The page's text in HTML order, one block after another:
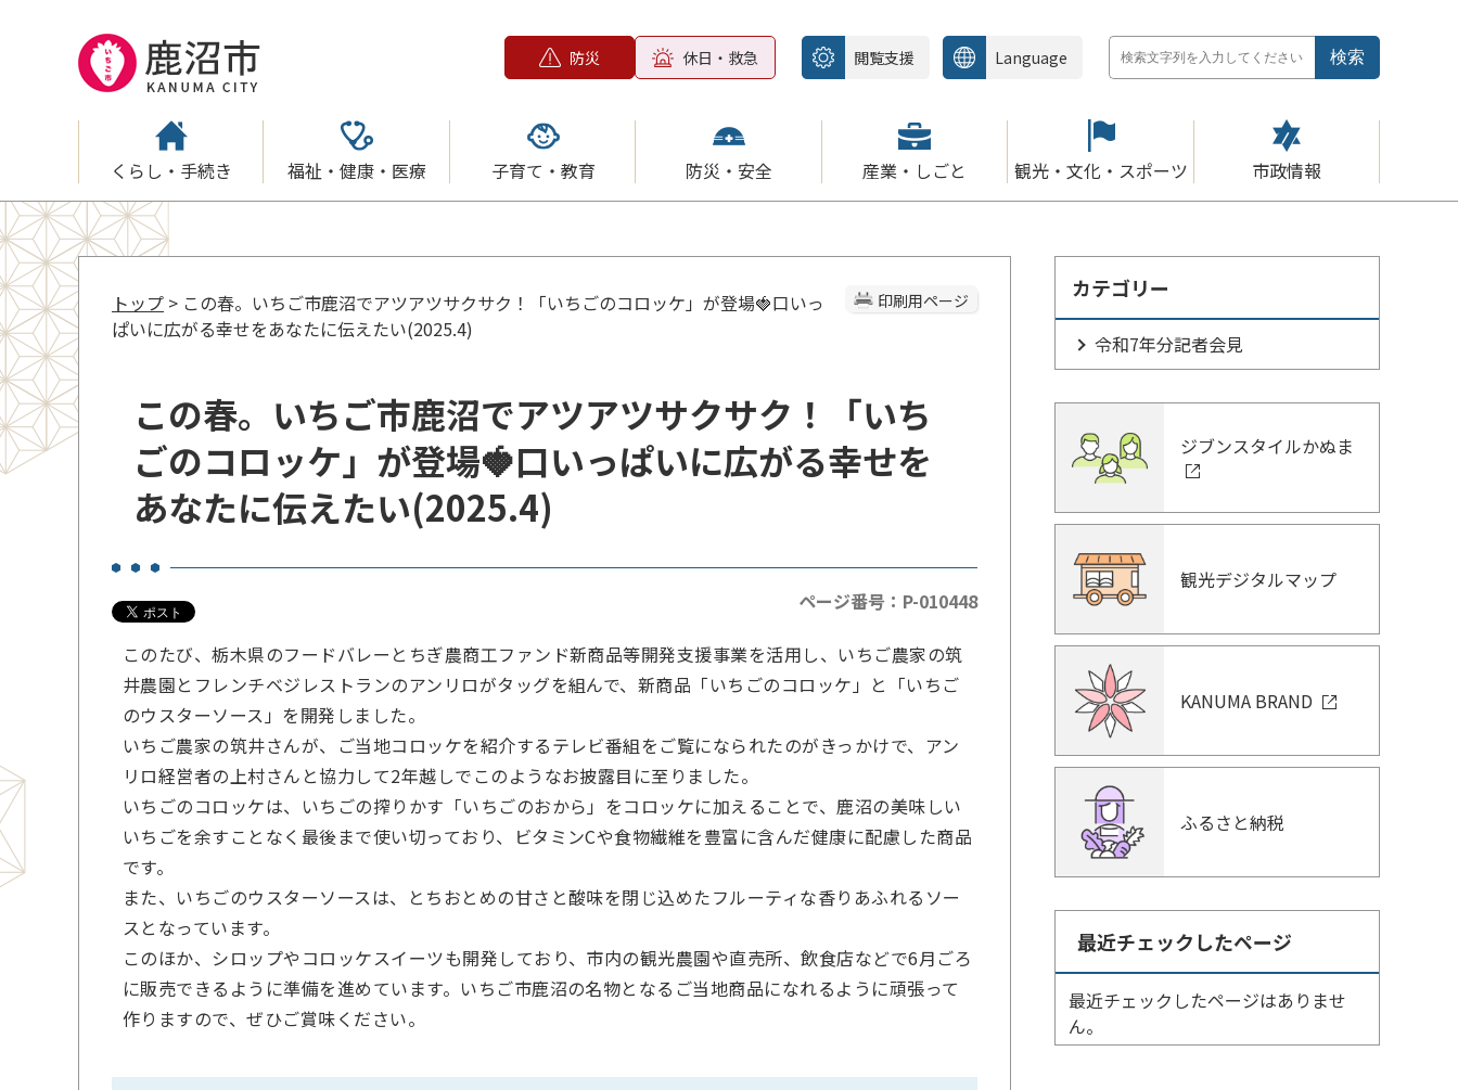
防災 休日・救急 閲覧支援 Language
くらし・手続き 福祉・健康・医療 子育て・教育 防災・安全 産業・しごと 観光・文化・スポーツ 市政情報
印刷用ページ
トップ > この春。いちご市鹿沼でアツアツサクサク！「いちごのコロッケ」が登場🍓口いっ
ぱいに広がる幸せをあなたに伝えたい(2025.4)
この春。いちご市鹿沼でアツアツサクサク！「いち
ごのコロッケ」が登場🍓口いっぱいに広がる幸せを
あなたに伝えたい(2025.4)
ページ番号：P-010448
このたび、栃木県のフードバレーとちぎ農商工ファンド新商品等開発支援事業を活用し、いちご農家の筑
井農園とフレンチベジレストランのアンリロがタッグを組んで、新商品「いちごのコロッケ」と「いちご
のウスターソース」を開発しました。
いちご農家の筑井さんが、ご当地コロッケを紹介するテレビ番組をご覧になられたのがきっかけで、アン
リロ経営者の上村さんと協力して2年越しでこのようなお披露目に至りました。
いちごのコロッケは、いちごの搾りかす「いちごのおから」をコロッケに加えることで、鹿沼の美味しい
いちごを余すことなく最後まで使い切っており、ビタミンCや食物繊維を豊富に含んだ健康に配慮した商品
です。
また、いちごのウスターソースは、とちおとめの甘さと酸味を閉じ込めたフルーティな香りあふれるソー
スとなっています。
このほか、シロップやコロッケスイーツも開発しており、市内の観光農園や直売所、飲食店などで6月ごろ
に販売できるように準備を進めています。いちご市鹿沼の名物となるご当地商品になれるように頑張って
作りますので、ぜひご賞味ください。
カテゴリー
令和7年分記者会見
ジブンスタイルかぬま
観光デジタルマップ
KANUMA BRAND
ふるさと納税
最近チェックしたページ
最近チェックしたページはありませ
ん。